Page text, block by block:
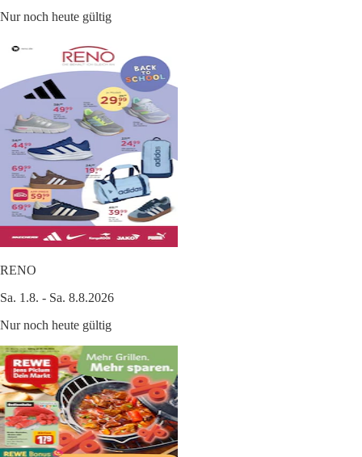
Nur noch heute gültig
RENO
Sa. 1.8. - Sa. 8.8.2026
Nur noch heute gültig